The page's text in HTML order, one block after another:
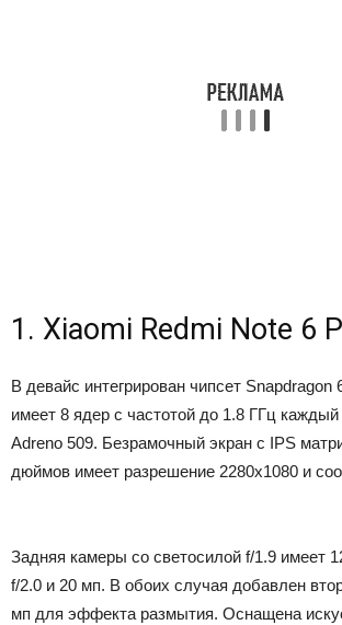
1. Xiaomi Redmi Note 6
В девайс интегрирован чипсет Snapdragon
имеет 8 ядер с частотой до 1.8 ГГц
Adreno 509. Безрамочный экран с IPS
дюймов имеет разрешение 2280х1080 и
Задняя камеры со светосилой f/1.9 имеет
f/2.0 и 20 мп. В обоих случая добавлен
мп для эффекта размытия. Оснащена